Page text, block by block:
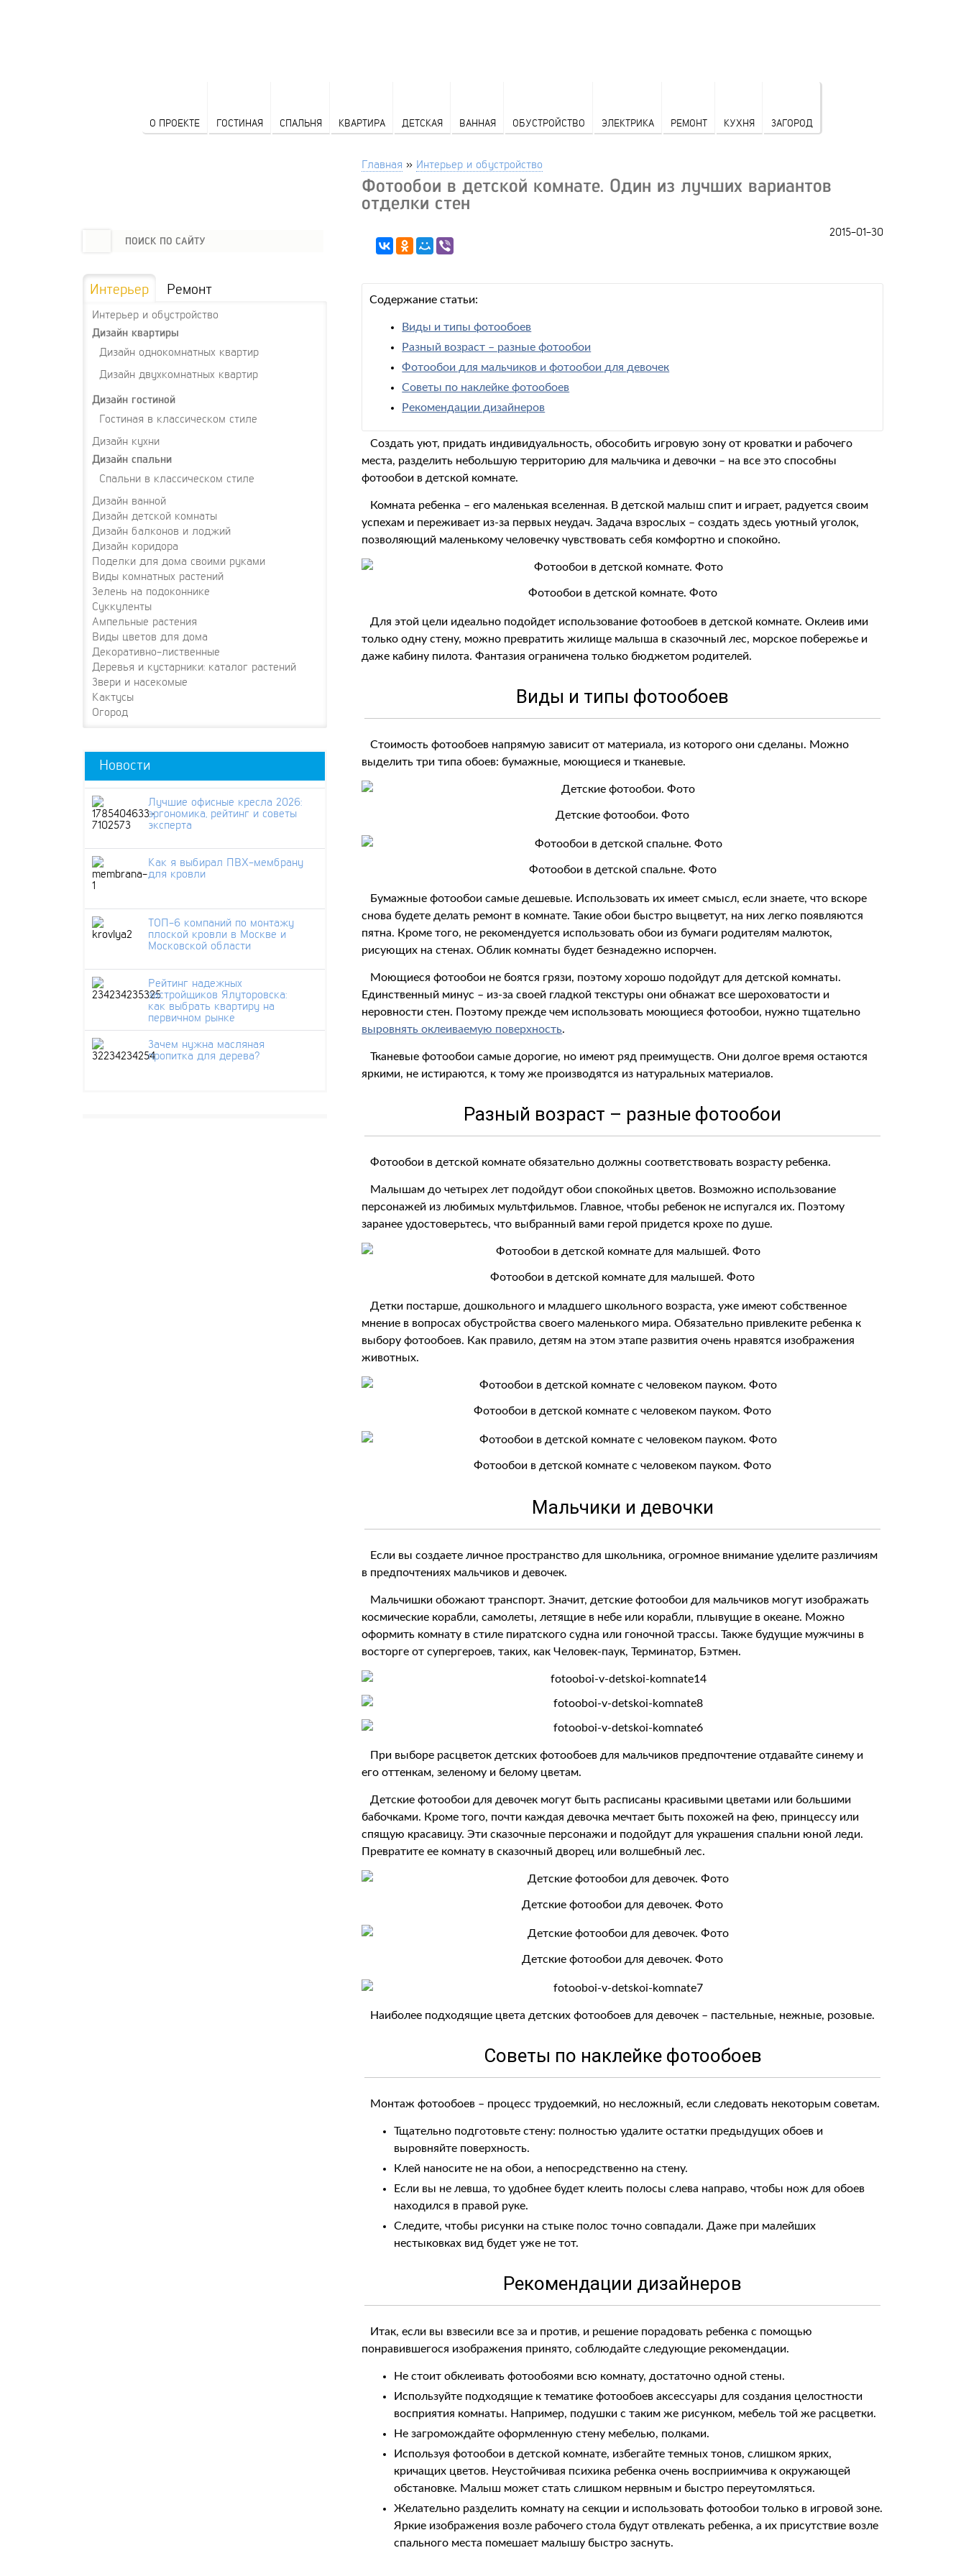
О ПРОЕКТЕ ГОСТИНАЯ СПАЛЬНЯ КВАРТИРА ДЕТСКАЯ ВАННАЯ ОБУСТРОЙСТВО ЭЛЕКТРИКА РЕМОНТ КУХНЯ ЗАГОРОД
Главная » Интерьер и обустройство
Фотообои в детской комнате. Один из лучших вариантов
отделки стен
2015-01-30
Содержание статьи:
Виды и типы фотообоев
Разный возраст – разные фотообои
Фотообои для мальчиков и фотообои для девочек
Советы по наклейке фотообоев
Рекомендации дизайнеров
Создать уют, придать индивидуальность, обособить игровую зону от кроватки и рабочего
места, разделить небольшую территорию для мальчика и девочки – на все это способны
фотообои в детской комнате.
Комната ребенка – его маленькая вселенная. В детской малыш спит и играет, радуется своим
успехам и переживает из-за первых неудач. Задача взрослых – создать здесь уютный уголок,
позволяющий маленькому человечку чувствовать себя комфортно и спокойно.
Фотообои в детской комнате. Фото
Для этой цели идеально подойдет использование фотообоев в детской комнате. Оклеив ими
только одну стену, можно превратить жилище малыша в сказочный лес, морское побережье и
даже кабину пилота. Фантазия ограничена только бюджетом родителей.
Виды и типы фотообоев
Стоимость фотообоев напрямую зависит от материала, из которого они сделаны. Можно
выделить три типа обоев: бумажные, моющиеся и тканевые.
Детские фотообои. Фото
Фотообои в детской спальне. Фото
Бумажные фотообои самые дешевые. Использовать их имеет смысл, если знаете, что вскоре
снова будете делать ремонт в комнате. Такие обои быстро выцветут, на них легко появляются
пятна. Кроме того, не рекомендуется использовать обои из бумаги родителям малюток,
рисующих на стенах. Облик комнаты будет безнадежно испорчен.
Моющиеся фотообои не боятся грязи, поэтому хорошо подойдут для детской комнаты.
Единственный минус – из-за своей гладкой текстуры они обнажат все шероховатости и
неровности стен. Поэтому прежде чем использовать моющиеся фотообои, нужно тщательно
выровнять оклеиваемую поверхность.
Тканевые фотообои самые дорогие, но имеют ряд преимуществ. Они долгое время остаются
яркими, не истираются, к тому же производятся из натуральных материалов.
Разный возраст – разные фотообои
Фотообои в детской комнате обязательно должны соответствовать возрасту ребенка.
Малышам до четырех лет подойдут обои спокойных цветов. Возможно использование
персонажей из любимых мультфильмов. Главное, чтобы ребенок не испугался их. Поэтому
заранее удостоверьтесь, что выбранный вами герой придется крохе по душе.
Фотообои в детской комнате для малышей. Фото
Детки постарше, дошкольного и младшего школьного возраста, уже имеют собственное
мнение в вопросах обустройства своего маленького мира. Обязательно привлеките ребенка к
выбору фотообоев. Как правило, детям на этом этапе развития очень нравятся изображения
животных.
Фотообои в детской комнате с человеком пауком. Фото
Фотообои в детской комнате с человеком пауком. Фото
Мальчики и девочки
Если вы создаете личное пространство для школьника, огромное внимание уделите различиям
в предпочтениях мальчиков и девочек.
Мальчишки обожают транспорт. Значит, детские фотообои для мальчиков могут изображать
космические корабли, самолеты, летящие в небе или корабли, плывущие в океане. Можно
оформить комнату в стиле пиратского судна или гоночной трассы. Также будущие мужчины в
восторге от супергероев, таких, как Человек-паук, Терминатор, Бэтмен.
При выборе расцветок детских фотообоев для мальчиков предпочтение отдавайте синему и
его оттенкам, зеленому и белому цветам.
Детские фотообои для девочек могут быть расписаны красивыми цветами или большими
бабочками. Кроме того, почти каждая девочка мечтает быть похожей на фею, принцессу или
спящую красавицу. Эти сказочные персонажи и подойдут для украшения спальни юной леди.
Превратите ее комнату в сказочный дворец или волшебный лес.
Детские фотообои для девочек. Фото
Детские фотообои для девочек. Фото
Наиболее подходящие цвета детских фотообоев для девочек – пастельные, нежные, розовые.
Советы по наклейке фотообоев
Монтаж фотообоев – процесс трудоемкий, но несложный, если следовать некоторым советам.
Тщательно подготовьте стену: полностью удалите остатки предыдущих обоев и
выровняйте поверхность.
Клей наносите не на обои, а непосредственно на стену.
Если вы не левша, то удобнее будет клеить полосы слева направо, чтобы нож для обоев
находился в правой руке.
Следите, чтобы рисунки на стыке полос точно совпадали. Даже при малейших
нестыковках вид будет уже не тот.
Рекомендации дизайнеров
Итак, если вы взвесили все за и против, и решение порадовать ребенка с помощью
понравившегося изображения принято, соблюдайте следующие рекомендации.
Не стоит обклеивать фотообоями всю комнату, достаточно одной стены.
Используйте подходящие к тематике фотообоев аксессуары для создания целостности
восприятия комнаты. Например, подушки с таким же рисунком, мебель той же расцветки.
Не загромождайте оформленную стену мебелью, полками.
Используя фотообои в детской комнате, избегайте темных тонов, слишком ярких,
кричащих цветов. Неустойчивая психика ребенка очень восприимчива к окружающей
обстановке. Малыш может стать слишком нервным и быстро переутомляться.
Желательно разделить комнату на секции и использовать фотообои только в игровой зоне.
Яркие изображения возле рабочего стола будут отвлекать ребенка, а их присутствие возле
спального места помешает малышу быстро заснуть.
Интерьер Ремонт
Интерьер и обустройство
Дизайн квартиры
Дизайн однокомнатных квартир
Дизайн двухкомнатных квартир
Дизайн гостиной
Гостиная в классическом стиле
Дизайн кухни
Дизайн спальни
Спальни в классическом стиле
Дизайн ванной
Дизайн детской комнаты
Дизайн балконов и лоджий
Дизайн коридора
Поделки для дома своими руками
Виды комнатных растений
Зелень на подоконнике
Суккуленты
Ампельные растения
Виды цветов для дома
Декоративно-лиственные
Деревья и кустарники: каталог растений
Звери и насекомые
Кактусы
Огород
Новости
Лучшие офисные кресла 2026:
эргономика, рейтинг и советы
эксперта
Как я выбирал ПВХ-мембрану
для кровли
ТОП-6 компаний по монтажу
плоской кровли в Москве и
Московской области
Рейтинг надежных
застройщиков Ялуторовска:
как выбрать квартиру на
первичном рынке
Зачем нужна масляная
пропитка для дерева?